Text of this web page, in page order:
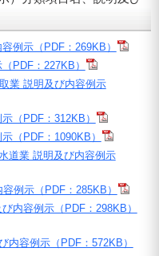
例示（PDF：269KB）
PDF：227KB）
業 説明及び内容例示
（PDF：312KB）
（PDF：1090KB）
道業 説明及び内容例示
例示（PDF：285KB）
内容例示（PDF：298KB）
内容例示（PDF：572KB）